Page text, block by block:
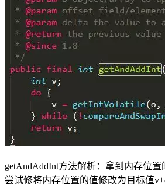
getAndAddInt方法解析：拿到内存位
尝试修将内存位置的值修改为目标值